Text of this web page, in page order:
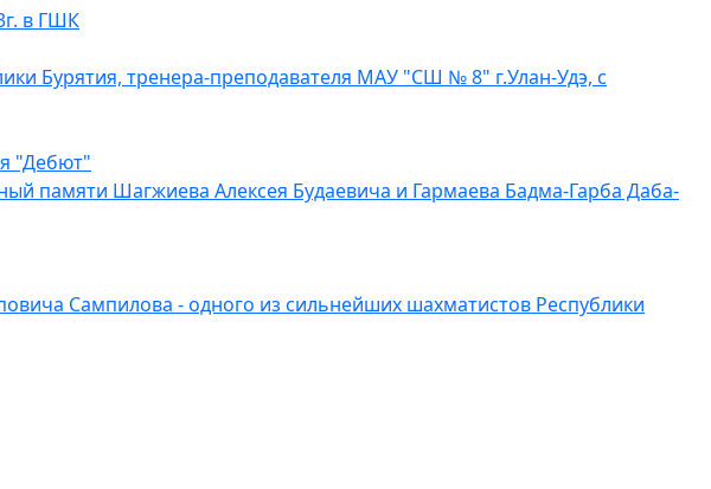
в ГШК
Бурятия, тренера-преподавателя МАУ "СШ № 8" г.Улан-Удэ, с
"Дебют"
памяти Шагжиева Алексея Будаевича и Гармаева Бадма-Гарба Даба-
Сампилова - одного из сильнейших шахматистов Республики